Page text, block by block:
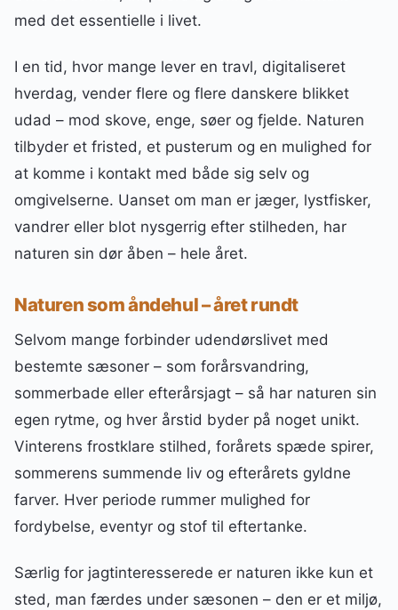
med det essentielle i livet.
I en tid, hvor mange lever en travl, digitaliseret
hverdag, vender flere og flere danskere blikket
udad – mod skove, enge, søer og fjelde. Naturen
tilbyder et fristed, et pusterum og en mulighed for
at komme i kontakt med både sig selv og
omgivelserne. Uanset om man er jæger, lystfisker,
vandrer eller blot nysgerrig efter stilheden, har
naturen sin dør åben – hele året.
Naturen som åndehul – året rundt
Selvom mange forbinder udendørslivet med
bestemte sæsoner – som forårsvandring,
sommerbade eller efterårsjagt – så har naturen sin
egen rytme, og hver årstid byder på noget unikt.
Vinterens frostklare stilhed, forårets spæde spirer,
sommerens summende liv og efterårets gyldne
farver. Hver periode rummer mulighed for
fordybelse, eventyr og stof til eftertanke.
Særlig for jagtinteresserede er naturen ikke kun et
sted, man færdes under sæsonen – den er et miljø,